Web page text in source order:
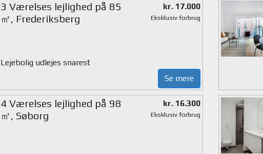
3 Værelses lejlighed på 85
㎡, Frederiksberg
kr. 17.000
Eksklusiv forbrug
Lejebolig udlejes snarest
Se mere
4 Værelses lejlighed på 98
㎡, Søborg
kr. 16.300
Eksklusiv forbrug